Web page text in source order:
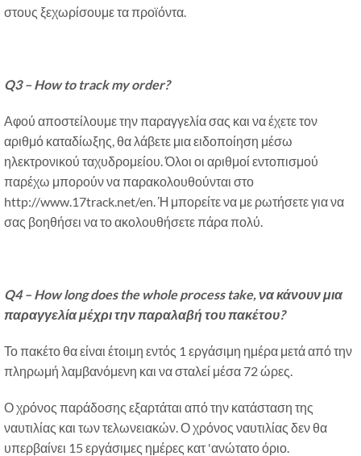
στους ξεχωρίσουμε τα προϊόντα.
Q3 – How to track my order?
Αφού αποστείλουμε την παραγγελία σας και να έχετε τον
αριθμό καταδίωξης, θα λάβετε μια ειδοποίηση μέσω
ηλεκτρονικού ταχυδρομείου. Όλοι οι αριθμοί εντοπισμού
παρέχω μπορούν να παρακολουθούνται στο
http://www.17track.net/en. Ή μπορείτε να με ρωτήσετε για να
σας βοηθήσει να το ακολουθήσετε πάρα πολύ.
Q4 – How long does the whole process take, να κάνουν μια
παραγγελία μέχρι την παραλαβή του πακέτου?
Το πακέτο θα είναι έτοιμη εντός 1 εργάσιμη ημέρα μετά από την
πληρωμή λαμβανόμενη και να σταλεί μέσα 72 ώρες.
Ο χρόνος παράδοσης εξαρτάται από την κατάσταση της
ναυτιλίας και των τελωνειακών. Ο χρόνος ναυτιλίας δεν θα
υπερβαίνει 15 εργάσιμες ημέρες κατ 'ανώτατο όριο.